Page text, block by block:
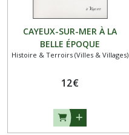
CAYEUX-SUR-MER À LA
BELLE ÉPOQUE
Histoire & Terroirs (Villes & Villages)
12€